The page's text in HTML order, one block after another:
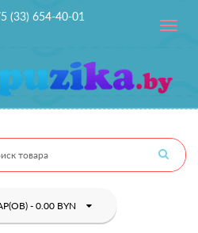
(33) 654-40-01
Toggle
- 0.00 BYN